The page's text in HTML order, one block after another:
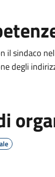
il sindaco
degli